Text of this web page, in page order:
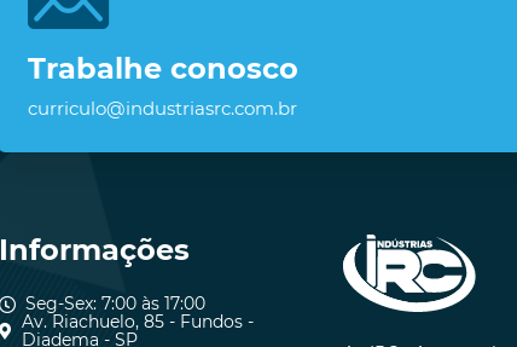
Trabalhe conosco
curriculo@industriasrc.com.br
Informações
Seg-Sex: 7:00 às 17:00
Av. Riachuelo, 85 - Fundos -
Diadema - SP